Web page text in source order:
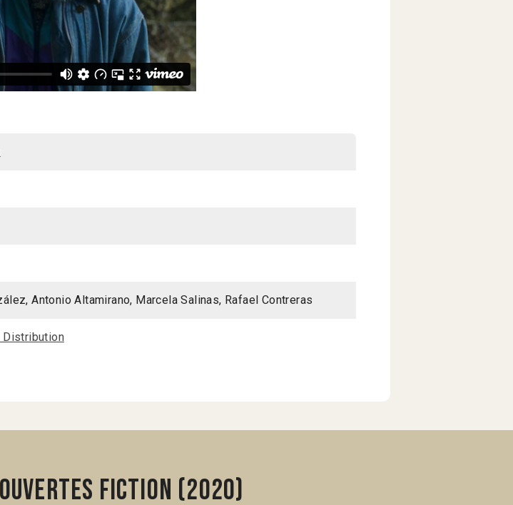
Antonio Altamirano, Marcela Salinas, Rafael Contreras
Distribution
Fiction (2020)